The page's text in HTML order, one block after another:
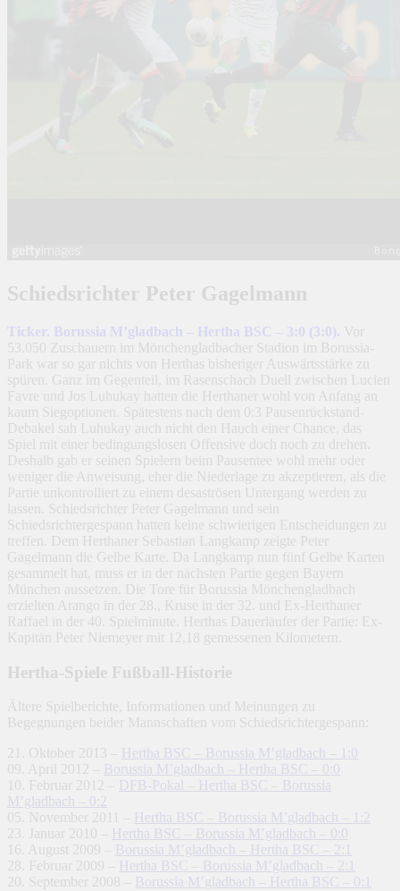
Schiedsrichter Peter Gagelmann
Ticker. Borussia M’gladbach – Hertha BSC – 3:0 (3:0). Vor
53.050 Zuschauern im Mönchengladbacher Stadion im Borussia-
Park war so gar nichts von Herthas bisheriger Auswärtsstärke zu
spüren. Ganz im Gegenteil, im Rasenschach Duell zwischen Lucien
Favre und Jos Luhukay hatten die Herthaner wohl von Anfang an
kaum Siegoptionen. Spätestens nach dem 0:3 Pausenrückstand-
Debakel sah Luhukay auch nicht den Hauch einer Chance, das
Spiel mit einer bedingungslosen Offensive doch noch zu drehen.
Deshalb gab er seinen Spielern beim Pausentee wohl mehr oder
weniger die Anweisung, eher die Niederlage zu akzeptieren, als die
Partie unkontrolliert zu einem desaströsen Untergang werden zu
lassen. Schiedsrichter Peter Gagelmann und sein
Schiedsrichtergespann hatten keine schwierigen Entscheidungen zu
treffen. Dem Herthaner Sebastian Langkamp zeigte Peter
Gagelmann die Gelbe Karte. Da Langkamp nun fünf Gelbe Karten
gesammelt hat, muss er in der nächsten Partie gegen Bayern
München aussetzen. Die Tore für Borussia Mönchengladbach
erzielten Arango in der 28., Kruse in der 32. und Ex-Herthaner
Raffael in der 40. Spielminute. Herthas Dauerläufer der Partie: Ex-
Kapitän Peter Niemeyer mit 12,18 gemessenen Kilometern.
Hertha-Spiele Fußball-Historie
Ältere Spielberichte, Informationen und Meinungen zu
Begegnungen beider Mannschaften vom Schiedsrichtergespann:
21. Oktober 2013 –
Hertha BSC – Borussia M’gladbach – 1:0
09. April 2012 –
Borussia M’gladbach – Hertha BSC – 0:0
10. Februar 2012 –
DFB-Pokal – Hertha BSC – Borussia
M’gladbach – 0:2
05. November 2011 –
Hertha BSC – Borussia M’gladbach – 1:2
23. Januar 2010 –
Hertha BSC – Borussia M’gladbach – 0:0
16. August 2009 –
Borussia M’gladbach – Hertha BSC – 2:1
28. Februar 2009 –
Hertha BSC – Borussia M’gladbach – 2:1
20. September 2008 –
Borussia M’gladbach – Hertha BSC – 0:1